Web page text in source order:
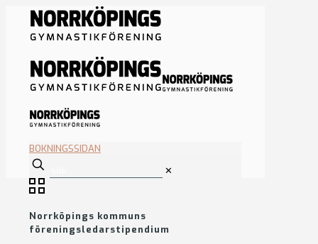
BOKNINGSSIDAN
✕
Norrköpings kommuns
föreningsledarstipendium